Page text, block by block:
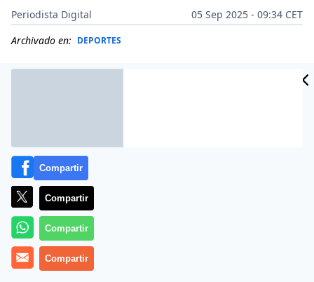
Periodista Digital
05 Sep 2025 - 09:34 CET
Archivado en: DEPORTES
Más información
Compartir
Compartir
Compartir
Compartir